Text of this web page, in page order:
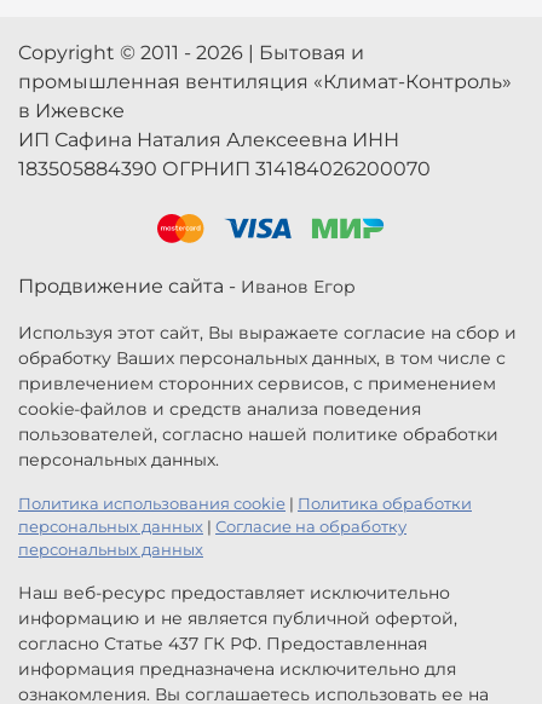
Copyright © 2011 - 2026 | Бытовая и
промышленная вентиляция «Климат-Контроль»
в Ижевске
ИП Сафина Наталия Алексеевна ИНН
183505884390 ОГРНИП 314184026200070
Продвижение сайта - Иванов Егор
Используя этот сайт, Вы выражаете согласие на сбор и
обработку Ваших персональных данных, в том числе с
привлечением сторонних сервисов, с применением
cookie-файлов и средств анализа поведения
пользователей, согласно нашей политике обработки
персональных данных.
Политика использования cookie | Политика обработки
персональных данных | Согласие на обработку
персональных данных
Наш веб-ресурс предоставляет исключительно
информацию и не является публичной офертой,
согласно Статье 437 ГК РФ. Предоставленная
информация предназначена исключительно для
ознакомления. Вы соглашаетесь использовать ее на